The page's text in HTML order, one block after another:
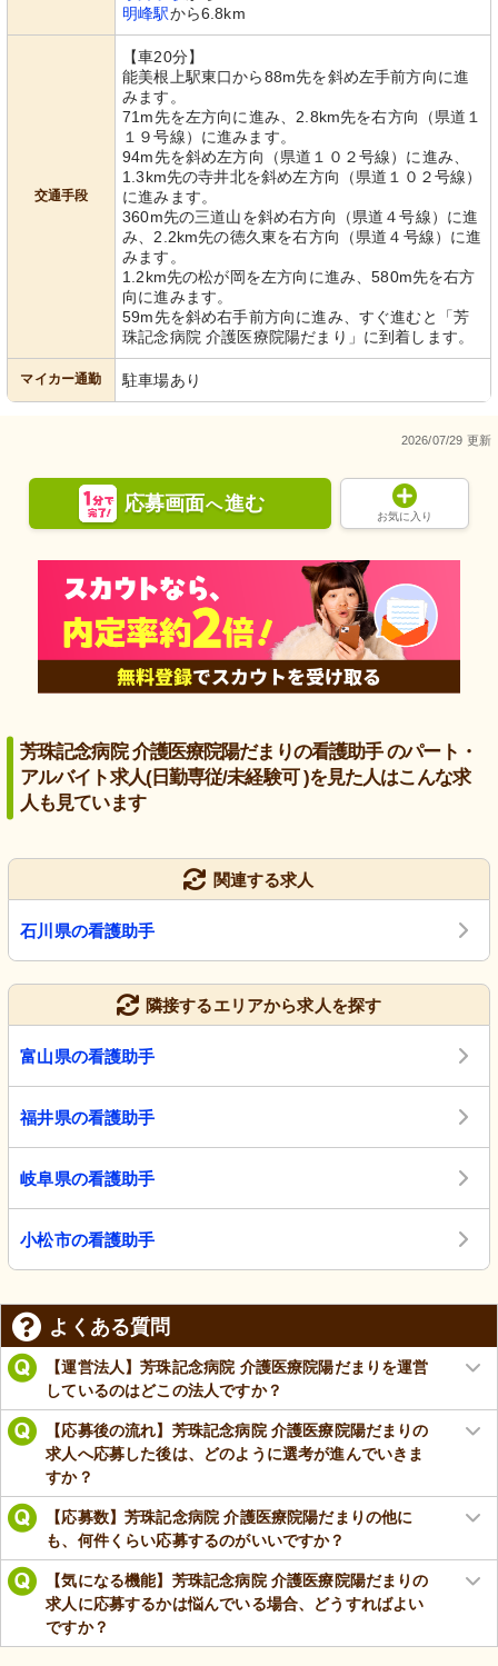
明峰駅から6.8km
交通手段
【車20分】
能美根上駅東口から88m先を斜め左手前方向に進
みます。
71m先を左方向に進み、2.8km先を右方向（県道１
１９号線）に進みます。
94m先を斜め左方向（県道１０２号線）に進み、
1.3km先の寺井北を斜め左方向（県道１０２号線）
に進みます。
360m先の三道山を斜め右方向（県道４号線）に進
み、2.2km先の徳久東を右方向（県道４号線）に進
みます。
1.2km先の松が岡を左方向に進み、580m先を右方
向に進みます。
59m先を斜め右手前方向に進み、すぐ進むと「芳
珠記念病院 介護医療院陽だまり」に到着します。
マイカー通勤 駐車場あり
2026/07/29 更新
応募画面へ進む
お気に入り
芳珠記念病院 介護医療院陽だまりの看護助手 のパート・
アルバイト求人(日勤専従/未経験可 )を見た人はこんな求
人も見ています
関連する求人
石川県の看護助手
隣接するエリアから求人を探す
富山県の看護助手
福井県の看護助手
岐阜県の看護助手
小松市の看護助手
よくある質問
【運営法人】芳珠記念病院 介護医療院陽だまりを運営
しているのはどこの法人ですか？
【応募後の流れ】芳珠記念病院 介護医療院陽だまりの
求人へ応募した後は、どのように選考が進んでいきま
すか？
【応募数】芳珠記念病院 介護医療院陽だまりの他に
も、何件くらい応募するのがいいですか？
【気になる機能】芳珠記念病院 介護医療院陽だまりの
求人に応募するかは悩んでいる場合、どうすればよい
ですか？